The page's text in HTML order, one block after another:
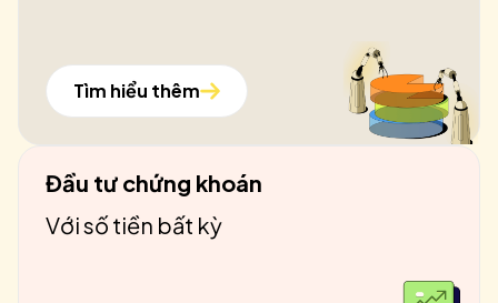
Tìm hiểu thêm
Đầu tư chứng khoán
Với số tiền bất kỳ